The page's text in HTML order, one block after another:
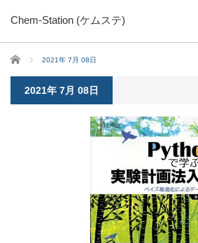
Chem-Station (ケムステ)
ホーム 2021年 7月 08日
2021年 7月 08日